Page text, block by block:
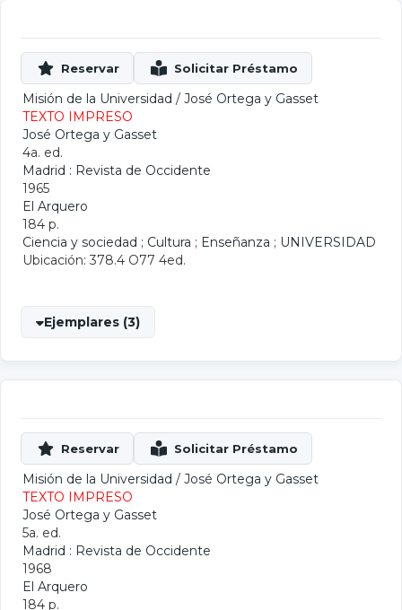
Misión de la Universidad / José Ortega y Gasset
TEXTO IMPRESO
José Ortega y Gasset
4a. ed.
Madrid : Revista de Occidente
1965
El Arquero
184 p.
Ciencia y sociedad ; Cultura ; Enseñanza ; UNIVERSIDAD
Ubicación: 378.4 O77 4ed.
Ejemplares (3)
Misión de la Universidad / José Ortega y Gasset
TEXTO IMPRESO
José Ortega y Gasset
5a. ed.
Madrid : Revista de Occidente
1968
El Arquero
184 p.